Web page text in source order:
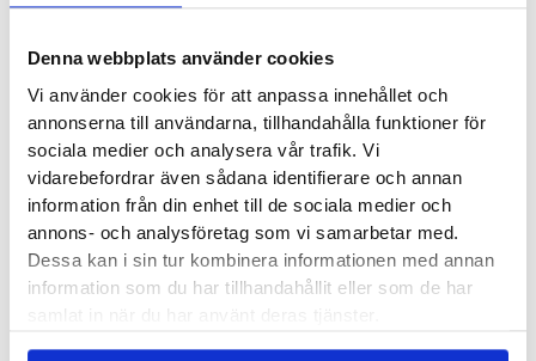
Denna webbplats använder cookies
Vi använder cookies för att anpassa innehållet och
annonserna till användarna, tillhandahålla funktioner för
sociala medier och analysera vår trafik. Vi
vidarebefordrar även sådana identifierare och annan
information från din enhet till de sociala medier och
annons- och analysföretag som vi samarbetar med.
Dessa kan i sin tur kombinera informationen med annan
information som du har tillhandahållit eller som de har
sko för asfalt och andra plana underlag. Och vare sig du ska
ut på de längre passen eller springa i högre tempo är det här
en sko som kommer fungera suveränt tack vare den låga
vikten och den väl tilltagna stötdämpningen. Skor från Hoka
One One byggs med en avlastande rullsula vilket ger en mjuk
isättning för hälen och en snabb avrullning för framfoten.
Perfekt för både hälsmärtor och problem på främre
trampdynan så som smärtor i framfoten,hallux rigiduseller